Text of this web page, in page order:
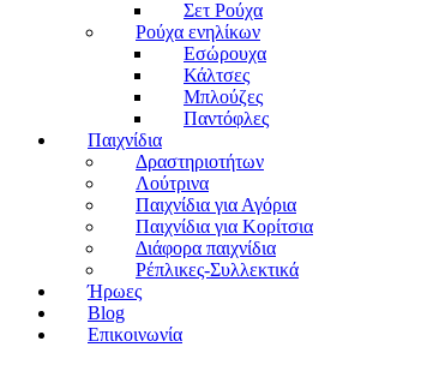
Σετ Ρούχα
Ρούχα ενηλίκων
Εσώρουχα
Κάλτσες
Μπλούζες
Παντόφλες
Παιχνίδια
Δραστηριοτήτων
Λούτρινα
Παιχνίδια για Αγόρια
Παιχνίδια για Κορίτσια
Διάφορα παιχνίδια
Ρέπλικες-Συλλεκτικά
Ήρωες
Blog
Επικοινωνία